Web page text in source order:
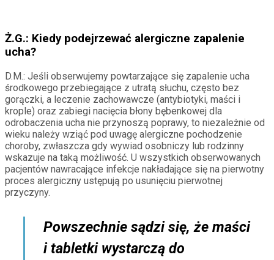
Ż.G.: Kiedy podejrzewać alergiczne zapalenie
ucha?
D.M.: Jeśli obserwujemy powtarzające się zapalenie ucha
środkowego przebiegające z utratą słuchu, często bez
gorączki, a leczenie zachowawcze (antybiotyki, maści i
krople) oraz zabiegi nacięcia błony bębenkowej dla
odrobaczenia ucha nie przynoszą poprawy, to niezależnie od
wieku należy wziąć pod uwagę alergiczne pochodzenie
choroby, zwłaszcza gdy wywiad osobniczy lub rodzinny
wskazuje na taką możliwość. U wszystkich obserwowanych
pacjentów nawracające infekcje nakładające się na pierwotny
proces alergiczny ustępują po usunięciu pierwotnej
przyczyny.
Powszechnie sądzi się, że maści
i tabletki wystarczą do